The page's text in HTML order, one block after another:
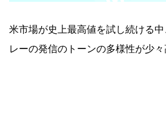
米市場が史上最高値を試し続ける
レーの発信のトーンの多様性が少々